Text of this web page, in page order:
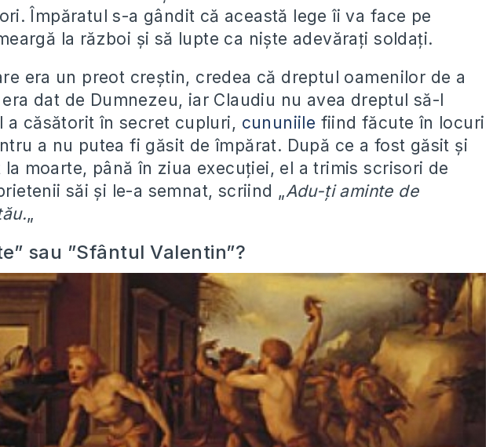
Împăratul s-a gândit că această lege îi va face pe
la război și să lupte ca niște adevărați soldați.
era un preot creștin, credea că dreptul oamenilor de a
era dat de Dumnezeu, iar Claudiu nu avea dreptul să-l
a căsătorit în secret cupluri, cununiile fiind făcute în locuri
a nu putea fi găsit de împărat. După ce a fost găsit și
la moarte, până în ziua execuției, el a trimis scrisori de
săi și le-a semnat, scriind „Adu-ți aminte de
„
sau ”Sfântul Valentin”?